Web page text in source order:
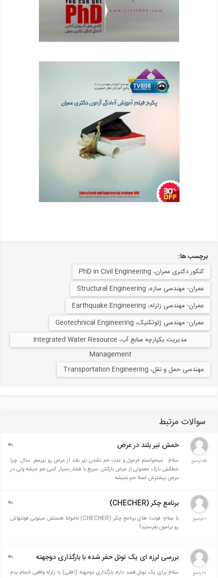
برچسب ها:
کنکور دکتری عمران، PhD in Civil Engineering
عمران- مهندسی سازه، Structural Engineering
عمران- مهندسی زلزله، Earthquake Engineering
عمران- مهندسی ژئوتکنیک، Geotechnical Engineering
مدیریت یکپارچه منابع آب، Integrated Water Resource
Management
مهندسی حمل و نقل، Transportation Engineering
سوالات مرتبط
خمش تیر بلند در عرض
سلام . میخواستم فرمول و علت خم نشدن تیر بلند از عرض رو بپرسم. مثال: چرا
خطکش نازک معمولی از عرض نازکش سریع با فشار بسیار کمی خم میشه ولی در
عرض بیشترش اصلا خم نمیشه
برنامع چکر (CHECHER)
با سلام- فونت های برنامع چکر (CHECHER) ناخوانا هستش میتونی فونتهاش
رو برامون بفرستید؟
بررسی لرزه ای یک تونل حفر شده با بارگذاری دوجهته
سلام برای یک تونل قصد دارم بارگذاری دوجهته (افقی) با زلزله واقعی انجام بدم